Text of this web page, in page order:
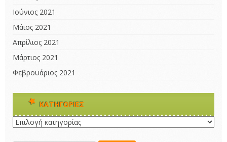
Ιούνιος 2021
Μάιος 2021
Απρίλιος 2021
Μάρτιος 2021
Φεβρουάριος 2021
KΑΤΗΓΟΡΊΕΣ
Kατηγορίες